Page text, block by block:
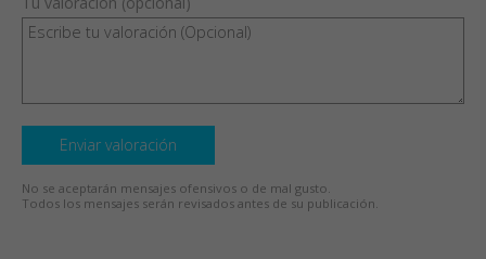
Enviar valoración
No se aceptarán mensajes ofensivos o de mal gusto.
Todos los mensajes serán revisados antes de su publicación.